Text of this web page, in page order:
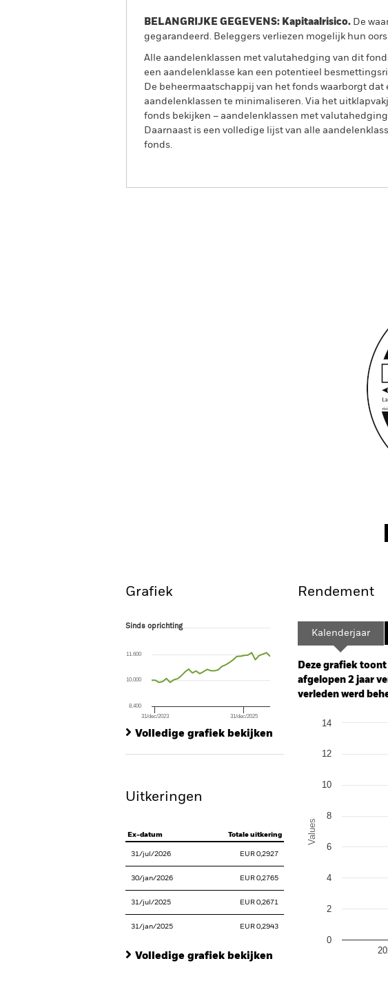
BELANGRIJKE GEGEVENS: Kapitaalrisico. De
gegarandeerd. Beleggers verliezen mogelijk hun
Alle aandelenklassen met valutahedging van dit
een aandelenklasse kan een potentieel
De beheermaatschappij van het fonds waarborgt
aandelenklassen te minimaliseren. Via het
fonds bekijken – aandelenklassen met
Daarnaast is een volledige lijst van alle
fonds.
Grafiek
Sinds oprichting
The chart has 1 X axis displaying Time. Range: 2023-11-30
The chart has 1 Y axis displaying values. Range: -16 to 32.
Sinds oprichting
31/dec/2023 31/dec/2025
8.400
10.000
11.600
Volledige grafiek bekijken
Uitkeringen
Ex-datum Totale uitkering
31/jul/2026 EUR 0,2927
30/jan/2026 EUR 0,2765
31/jul/2025 EUR 0,2671
31/jan/2025 EUR 0,2943
Volledige grafiek bekijken
Rendement
Kalenderjaar
Deze grafiek
afgelopen 2 jaar
verleden werd
Chart
Bar chart with 2
The chart has 1 Y
Values
0
2
4
6
8
10
12
14